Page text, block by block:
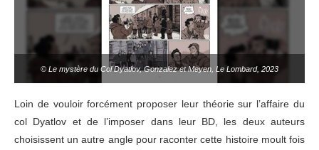
© Le mystère du Col Dyatlov, Gonzalez et Meyen, Le Lombard, 2023
Loin de vouloir forcément proposer leur théorie sur l’affaire du
col Dyatlov et de l’imposer dans leur BD, les deux auteurs
choisissent un autre angle pour raconter cette histoire moult fois